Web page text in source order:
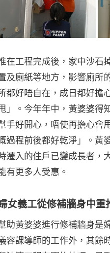
在工程完成後，家中沙石
及廁紙等地方，影響廁所
都好唔自在，成日都好擔
」。今年年中，黃婆婆得
手好開心，唔使再擔心會
過程前後都好乾淨」。黃
遷入的住戶已變成長者，
有更多人受惠。
女義工從修補牆身中重
助黃婆婆進行修補牆身是
容課導師的工作外，其餘